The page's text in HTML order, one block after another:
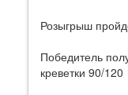
Розыгрыш
Победитель
креветки 90/120